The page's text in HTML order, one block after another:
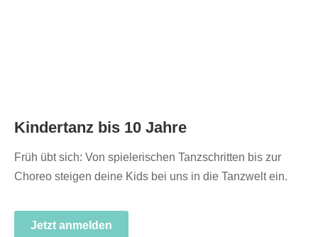
Kindertanz bis 10 Jahre
Früh übt sich: Von spielerischen Tanzschritten bis zur
Choreo steigen deine Kids bei uns in die Tanzwelt ein.
Jetzt anmelden